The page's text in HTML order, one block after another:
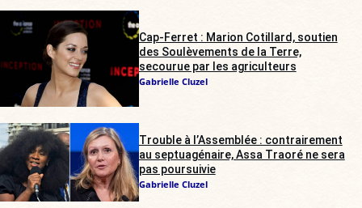
Cap-Ferret : Marion Cotillard, soutien
des Soulèvements de la Terre,
secourue par les agriculteurs
Gabrielle Cluzel
Trouble à l’Assemblée : contrairement
au septuagénaire, Assa Traoré ne sera
pas poursuivie
Gabrielle Cluzel